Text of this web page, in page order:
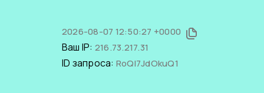
2026-08-07 12:50:27 +0000
Ваш IP: 216.73.217.31
ID запроса: RoQl7JdOkuQ1